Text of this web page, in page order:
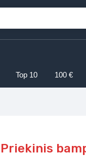
Top 10 100 €
Priekinis